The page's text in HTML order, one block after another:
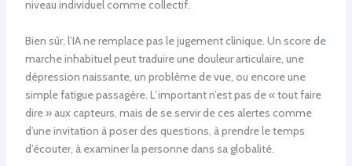
niveau individuel comme collectif.
Bien sûr, l’IA ne remplace pas le jugement clinique. Un score de
marche inhabituel peut traduire une douleur articulaire, une
dépression naissante, un problème de vue, ou encore une
simple fatigue passagère. L’important n’est pas de « tout faire
dire » aux capteurs, mais de se servir de ces alertes comme
d’une invitation à poser des questions, à prendre le temps
d’écouter, à examiner la personne dans sa globalité.